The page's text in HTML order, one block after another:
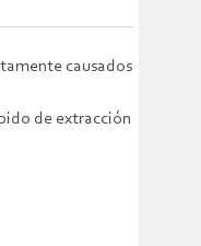
causados
de extracción